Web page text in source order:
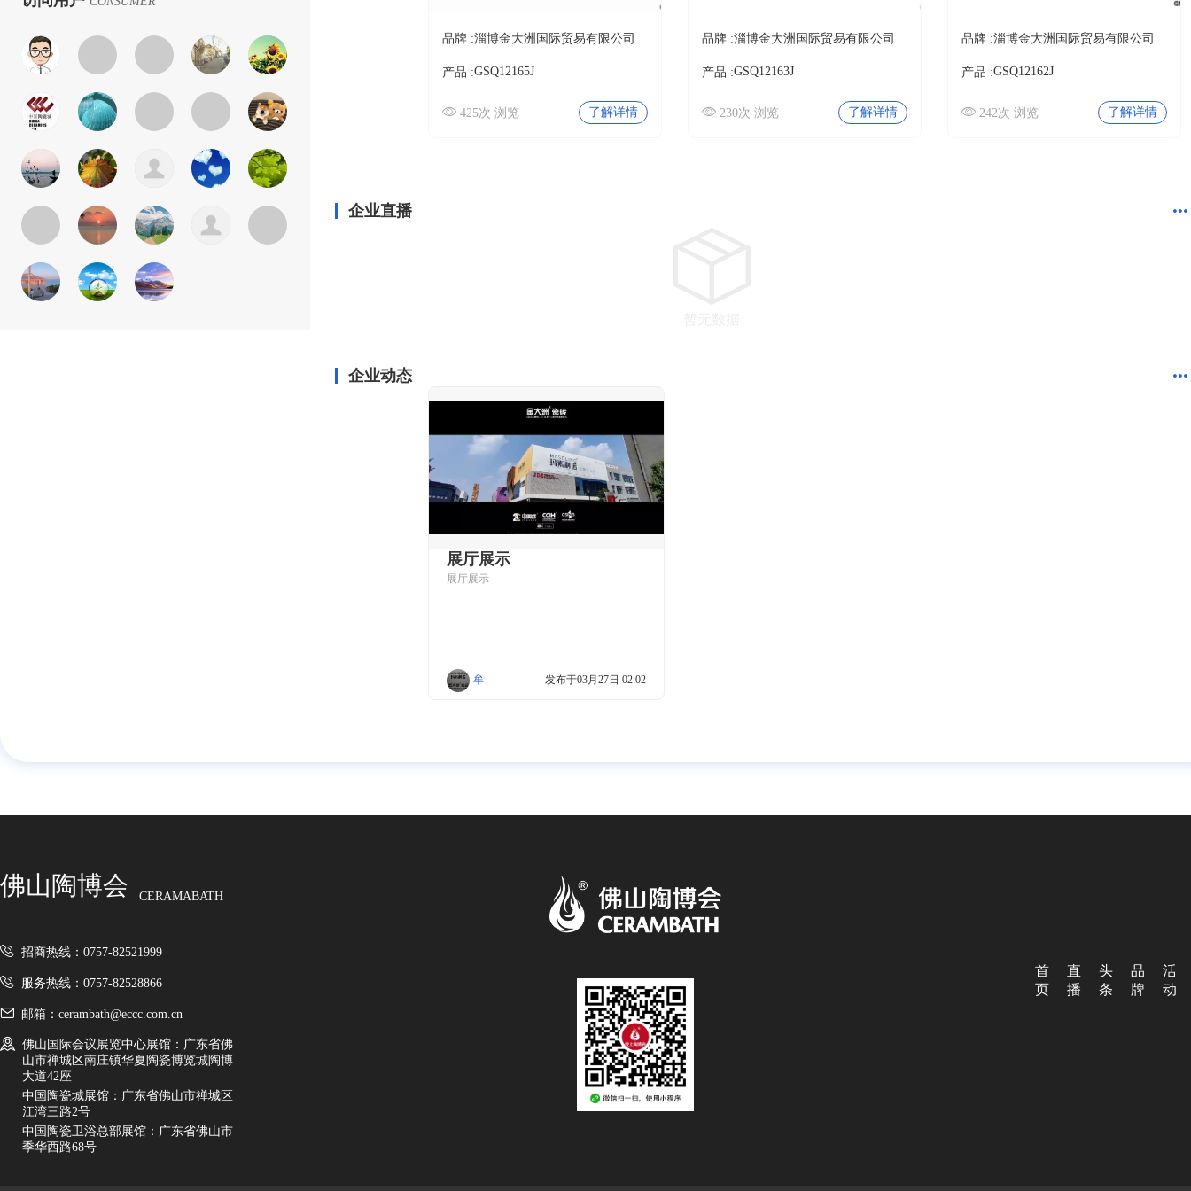
品牌 :淄博金大洲国际贸易有限公司
产品 :GSQ12165J
425次 浏览 了解详情
品牌 :淄博金大洲国际贸易有限公司
产品 :GSQ12163J
230次 浏览 了解详情
品牌 :淄博金大洲国际贸易有限公司
产品 :GSQ12162J
242次 浏览 了解详情
企业直播
企业动态
展厅展示
展厅展示
牟 发布于03月27日 02:02
佛山陶博会 CERAMABATH
招商热线：0757-82521999
服务热线：0757-82528866
邮箱：cerambath@eccc.com.cn
佛山国际会议展览中心展馆：广东省佛
山市禅城区南庄镇华夏陶瓷博览城陶博
大道42座
中国陶瓷城展馆：广东省佛山市禅城区
江湾三路2号
中国陶瓷卫浴总部展馆：广东省佛山市
季华西路68号
首
页
直
播
头
条
品
牌
活
动